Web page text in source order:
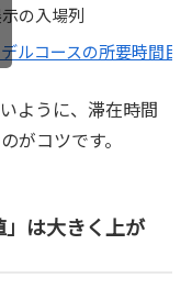
の入場列
ルコースの所要時間目
ように、滞在時間
がコツです。
は大きく上が